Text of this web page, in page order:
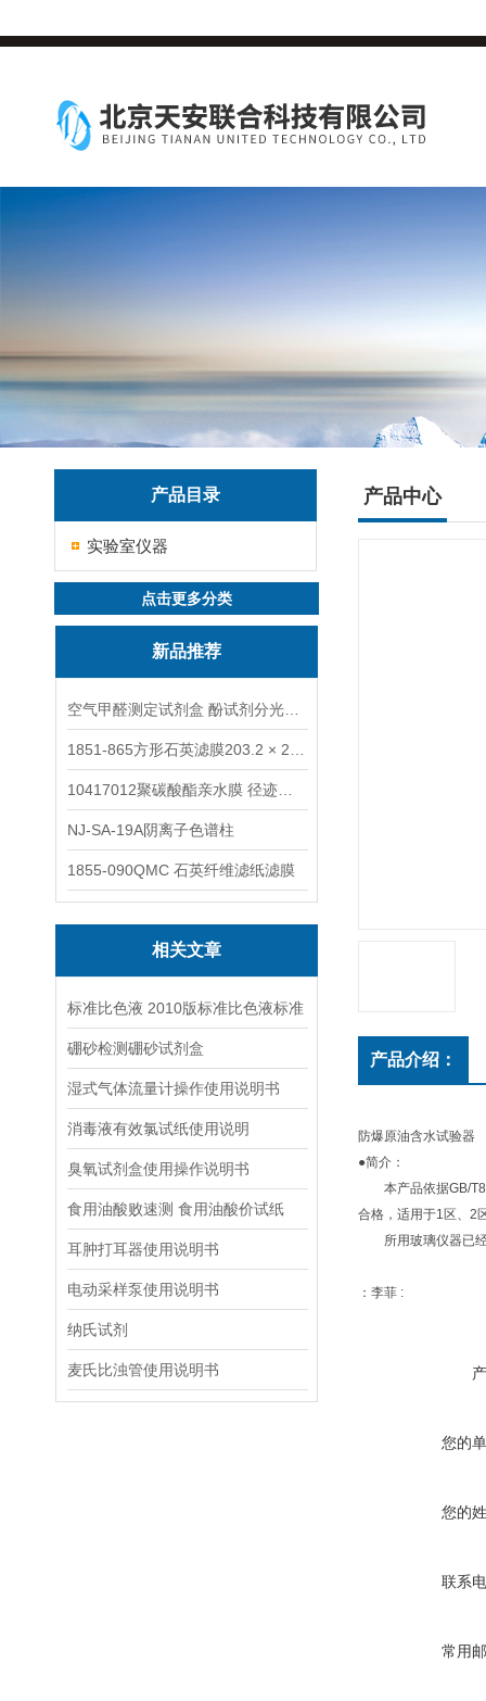
产品目录
实验室仪器
点击更多分类
新品推荐
NJ-SA-19A阴离子色谱柱
1855-090QMC 石英纤维滤纸滤膜
相关文章
标准比色液 2010版标准比色液标准
硼砂检测硼砂试剂盒
湿式气体流量计操作使用说明书
消毒液有效氯试纸使用说明
臭氧试剂盒使用操作说明书
食用油酸败速测 食用油酸价试纸
耳肿打耳器使用说明书
电动采样泵使用说明书
纳氏试剂
麦氏比浊管使用说明书
产品中心
产品介绍：
防爆原油含水试验器
●简介：
本产品依据GB/
合格，适用于1区、2
所用玻璃仪器已经
：李菲 :
您的
您的
联系
常用